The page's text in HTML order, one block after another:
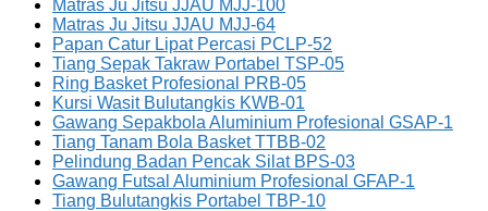
Matras Ju Jitsu JJAU MJJ-100
Matras Ju Jitsu JJAU MJJ-64
Papan Catur Lipat Percasi PCLP-52
Tiang Sepak Takraw Portabel TSP-05
Ring Basket Profesional PRB-05
Kursi Wasit Bulutangkis KWB-01
Gawang Sepakbola Aluminium Profesional GSAP-1
Tiang Tanam Bola Basket TTBB-02
Pelindung Badan Pencak Silat BPS-03
Gawang Futsal Aluminium Profesional GFAP-1
Tiang Bulutangkis Portabel TBP-10